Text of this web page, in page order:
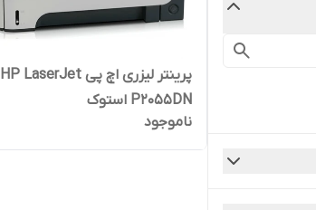
پرینتر لیزری اچ پی HP LaserJet
P2055DN استوک
ناموجود